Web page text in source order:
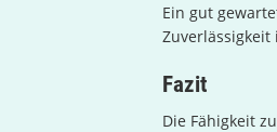
Ein gut
Zuverlässigkeit
Fazit
Die Fähigkeit